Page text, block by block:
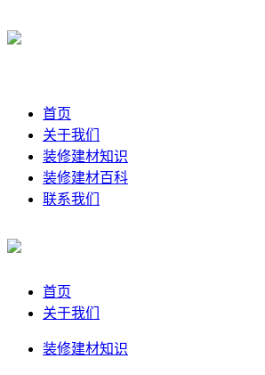
首页
关于我们
装修建材知识
装修建材百科
联系我们
首页
关于我们
装修建材知识